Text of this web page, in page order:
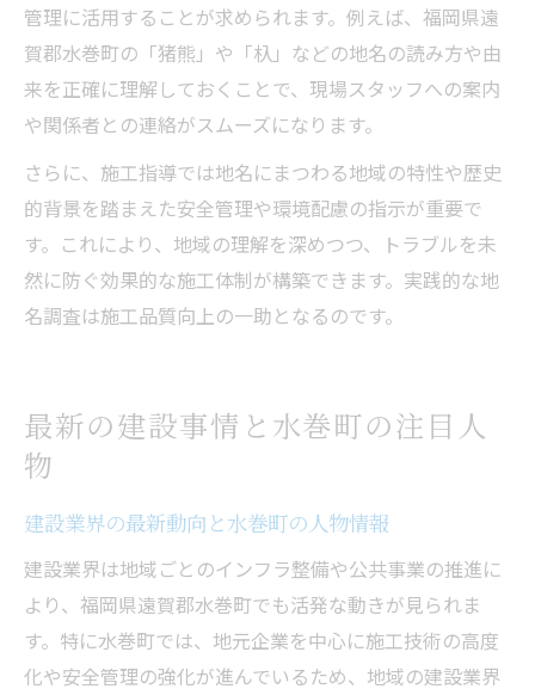
管理に活用することが求められます。例えば、福岡県遠
賀郡水巻町の「猪熊」や「杁」などの地名の読み方や由
来を正確に理解しておくことで、現場スタッフへの案内
や関係者との連絡がスムーズになります。
さらに、施工指導では地名にまつわる地域の特性や歴史
的背景を踏まえた安全管理や環境配慮の指示が重要で
す。これにより、地域の理解を深めつつ、トラブルを未
然に防ぐ効果的な施工体制が構築できます。実践的な地
名調査は施工品質向上の一助となるのです。
最新の建設事情と水巻町の注目人
物
建設業界の最新動向と水巻町の人物情報
建設業界は地域ごとのインフラ整備や公共事業の推進に
より、福岡県遠賀郡水巻町でも活発な動きが見られま
す。特に水巻町では、地元企業を中心に施工技術の高度
化や安全管理の強化が進んでいるため、地域の建設業界